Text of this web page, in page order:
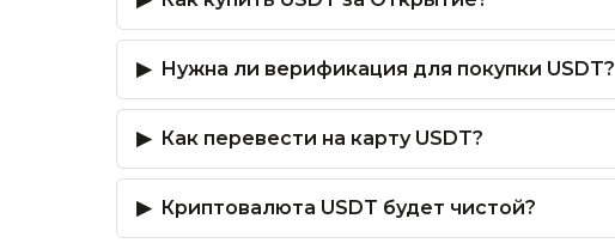
Нужна ли верификация для покупки USDT?
Как перевести на карту USDT?
Криптовалюта USDT будет чистой?